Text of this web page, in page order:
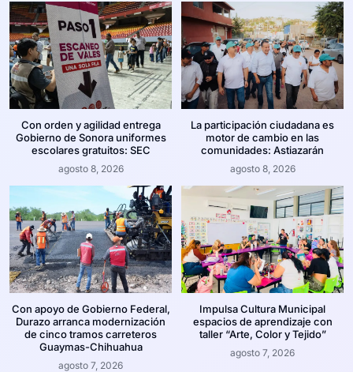
Con orden y agilidad entrega
Gobierno de Sonora uniformes
escolares gratuitos: SEC
agosto 8, 2026
La participación ciudadana es
motor de cambio en las
comunidades: Astiazarán
agosto 8, 2026
Con apoyo de Gobierno Federal,
Durazo arranca modernización
de cinco tramos carreteros
Guaymas-Chihuahua
agosto 7, 2026
Impulsa Cultura Municipal
espacios de aprendizaje con
taller “Arte, Color y Tejido”
agosto 7, 2026